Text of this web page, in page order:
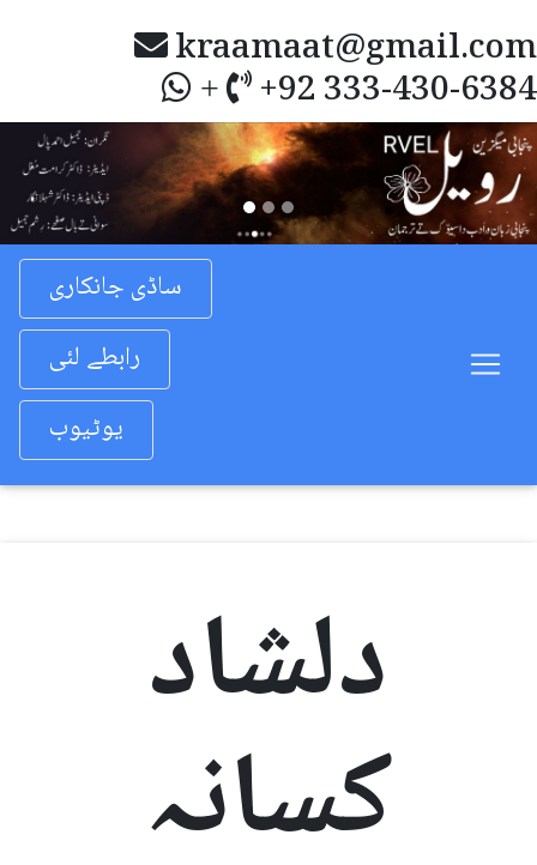
kraamaat@gmail.com
+ +92 333-430-6384
Previous
ساڈی جانکاری
رابطے لئی
یوٹیوب
دلشاد
کسانہ